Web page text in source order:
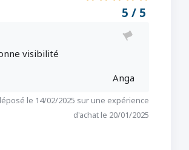
5 / 5
visibilité
Anga
le 14/02/2025 sur une expérience
d'achat le 20/01/2025